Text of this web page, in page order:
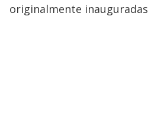
originalmente